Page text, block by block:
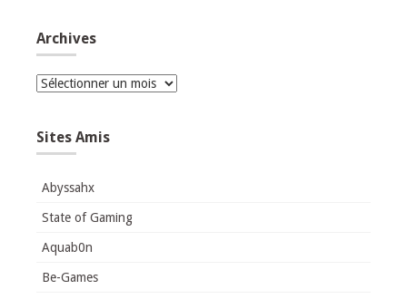
Archives
Archives
Sites Amis
Abyssahx
State of Gaming
Aquab0n
Be-Games